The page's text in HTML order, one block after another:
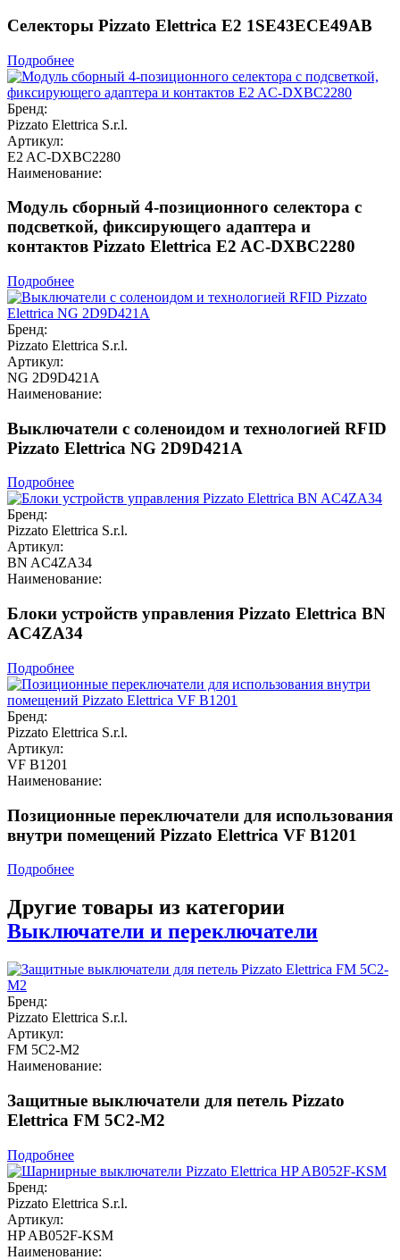
Селекторы Pizzato Elettrica E2 1SE43ECE49AB
Подробнее
Бренд:
Pizzato Elettrica S.r.l.
Артикул:
E2 AC-DXBC2280
Наименование:
Модуль сборный 4-позиционного селектора с
подсветкой, фиксирующего адаптера и
контактов Pizzato Elettrica E2 AC-DXBC2280
Подробнее
Бренд:
Pizzato Elettrica S.r.l.
Артикул:
NG 2D9D421A
Наименование:
Выключатели с соленоидом и технологией RFID
Pizzato Elettrica NG 2D9D421A
Подробнее
Бренд:
Pizzato Elettrica S.r.l.
Артикул:
BN AC4ZA34
Наименование:
Блоки устройств управления Pizzato Elettrica BN
AC4ZA34
Подробнее
Бренд:
Pizzato Elettrica S.r.l.
Артикул:
VF B1201
Наименование:
Позиционные переключатели для использования
внутри помещений Pizzato Elettrica VF B1201
Подробнее
Другие товары из категории
Выключатели и переключатели
Бренд:
Pizzato Elettrica S.r.l.
Артикул:
FM 5C2-M2
Наименование:
Защитные выключатели для петель Pizzato
Elettrica FM 5C2-M2
Подробнее
Бренд:
Pizzato Elettrica S.r.l.
Артикул:
HP AB052F-KSM
Наименование: